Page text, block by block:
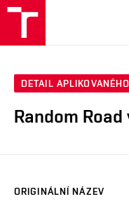
DETAIL
Random Road
ORIGINÁLNÍ NÁZEV